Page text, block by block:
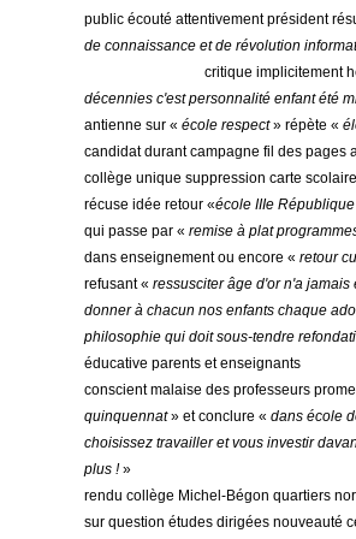
public écouté attentivement président
de connaissance et de révolution
critique implicitement
décennies c'est personnalité enfant été
antienne sur « école respect» répète «
candidat durant campagne fil des pages
collège unique suppression carte
récuse idée retour «école IIIe
qui passe par « remise à plat
dans enseignement ou encore « retour
refusant « ressusciter âge d'or n'a jamais
donner à chacun nos enfants chaque
philosophie qui doit sous-tendre
éducative parents et enseignants
conscient malaise des professeurs
quinquennat» et conclure « dans école
choisissez travailler et vous investir
plus !»
rendu collège Michel-Bégon quartiers
sur question études dirigées nouveauté